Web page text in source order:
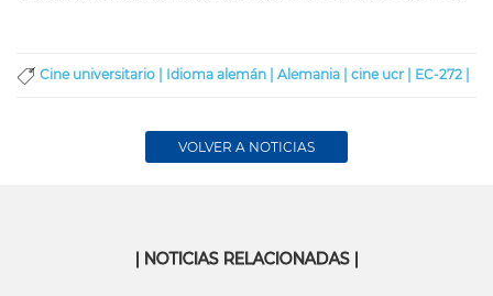
Cine universitario | Idioma alemán | Alemania | cine ucr | EC-272 |
VOLVER A NOTICIAS
| NOTICIAS RELACIONADAS |